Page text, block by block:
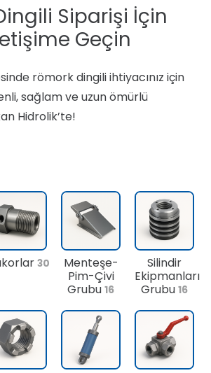
Siparişi İçin
Geçin
römork dingili ihtiyacınız için
sağlam ve uzun ömürlü
Hidrolik’te!
30
Menteşe-
Pim-Çivi
Grubu 16
Silindir
Ekipmanları
Grubu 16